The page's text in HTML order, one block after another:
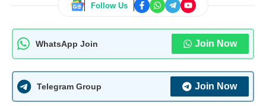
Follow Us
WhatsApp Join Join Now
Telegram Group Join Now